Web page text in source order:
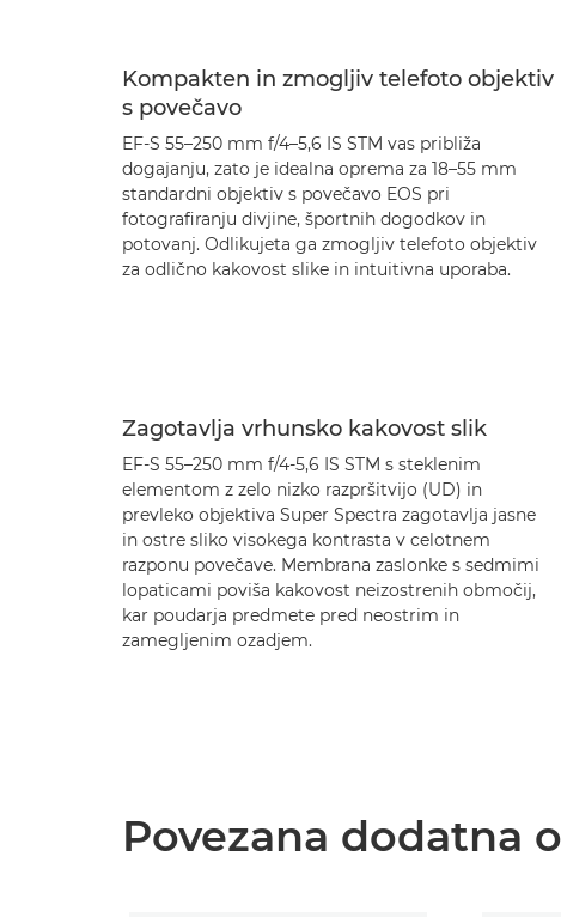
Kompakten in zmogljiv telefoto objektiv
s povečavo
EF-S 55–250 mm f/4–5,6 IS STM vas približa
dogajanju, zato je idealna oprema za 18–55 mm
standardni objektiv s povečavo EOS pri
fotografiranju divjine, športnih dogodkov in
potovanj. Odlikujeta ga zmogljiv telefoto objektiv
za odlično kakovost slike in intuitivna uporaba.
Zagotavlja vrhunsko kakovost slik
EF-S 55–250 mm f/4-5,6 IS STM s steklenim
elementom z zelo nizko razpršitvijo (UD) in
prevleko objektiva Super Spectra zagotavlja jasne
in ostre sliko visokega kontrasta v celotnem
razponu povečave. Membrana zaslonke s sedmimi
lopaticami poviša kakovost neizostrenih območij,
kar poudarja predmete pred neostrim in
zamegljenim ozadjem.
Povezana dodatna